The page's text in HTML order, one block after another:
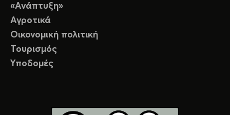
«Ανάπτυξη»
Αγροτικά
Οικονομική πολιτική
Τουρισμός
Υποδομές